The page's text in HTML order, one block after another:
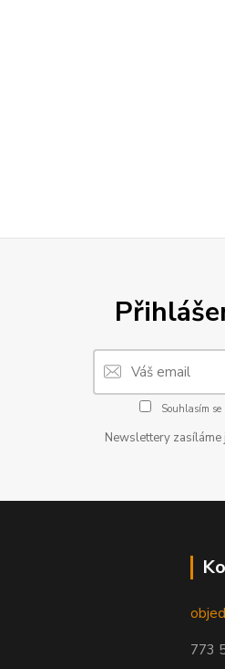
Souhlasím se
Newslettery zasíláme
773